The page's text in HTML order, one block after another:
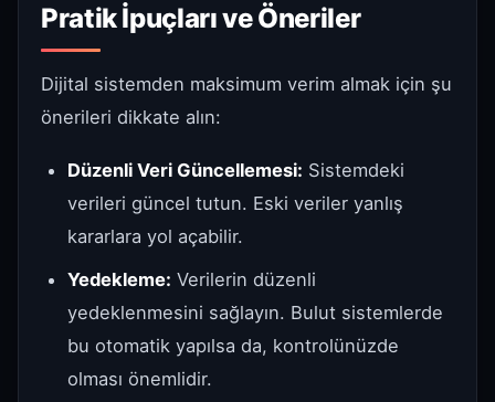
Pratik İpuçları ve Öneriler
Dijital sistemden maksimum verim almak için şu
önerileri dikkate alın:
Düzenli Veri Güncellemesi: Sistemdeki
verileri güncel tutun. Eski veriler yanlış
kararlara yol açabilir.
Yedekleme: Verilerin düzenli
yedeklenmesini sağlayın. Bulut sistemlerde
bu otomatik yapılsa da, kontrolünüzde
olması önemlidir.